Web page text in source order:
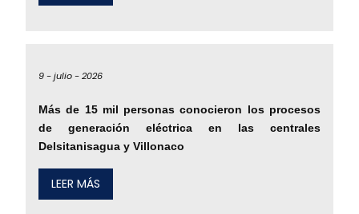
9 -julio -2026
Más de 15 mil personas conocieron los procesos
de generación eléctrica en las centrales
Delsitanisagua y Villonaco
LEER MÁS